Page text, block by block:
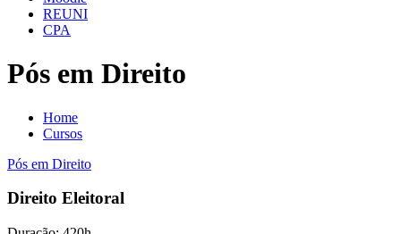
REUNI
CPA
Pós em Direito
Home
Cursos
Pós em Direito
Direito Eleitoral